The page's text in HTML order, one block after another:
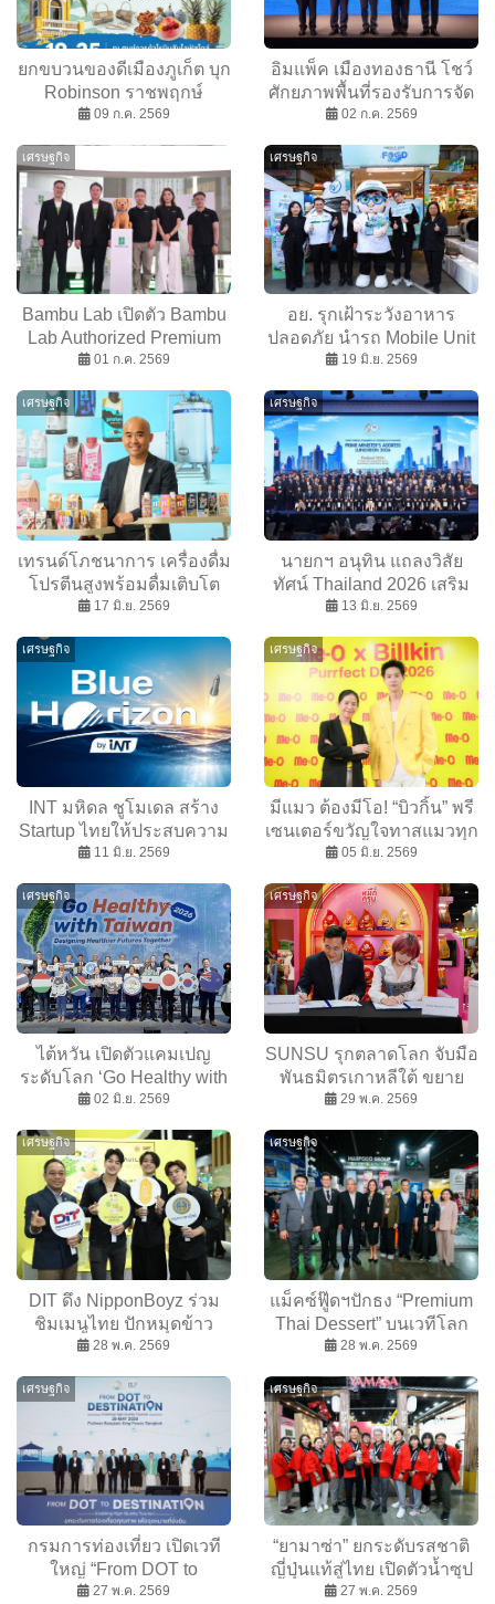
ยกขบวนของดีเมืองภูเก็ต บุก
Robinson ราชพฤกษ์
มหกรรมสินค้าอันดามัน
ใหญ่ตลอด 7 วัน
09 ก.ค. 2569
อิมแพ็ค เมืองทองธานี โชว์
ศักยภาพพื้นที่รองรับการจัด
งานระดับโลก Thailand-
2026
02 ก.ค. 2569
เศรษฐกิจ
Bambu Lab เปิดตัว Bambu
Lab Authorized Premium
Store แห่งแรกใน
กอน
01 ก.ค. 2569
เศรษฐกิจ
อย. รุกเฝ้าระวังอาหาร
ปลอดภัย นำรถ Mobile Unit
ลงตลาดสดธนบุรี สร้าง
19 มิ.ย. 2569
เศรษฐกิจ
เทรนด์โภชนาการ เครื่องดื่ม
โปรตีนสูงพร้อมดื่มเติบโต
แรง โอกาสตลาดใหม่ ตอบ
ปัจจุบัน
17 มิ.ย. 2569
เศรษฐกิจ
นายกฯ อนุทิน แถลงวิสัย
ทัศน์ Thailand 2026 เสริม
ขีดความสามารถการ
การลงทุน ณ งานหอการค้า
ร่วมต่างประเทศใน
ประเทศไทย
13 มิ.ย. 2569
เศรษฐกิจ
INT มหิดล ชูโมเดล สร้าง
Startup ไทยให้ประสบความ
สำเร็จ เผย “รากฐานและทีม”
11 มิ.ย. 2569
เศรษฐกิจ
มีแมว ต้องมีโอ! “บิวกิ้น” พรี
เซนเตอร์ขวัญใจทาสแมวทุก
วัย นำทีมแจกความน่ารัก
Purrfect Day 2026
05 มิ.ย. 2569
เศรษฐกิจ
ไต้หวัน เปิดตัวแคมเปญ
ระดับโลก ‘Go Healthy with
Taiwan’ ประจำปี 2026 ชวน
นวัตกรรมสุขภาพที่ดีและ
ยั่งยืน
02 มิ.ย. 2569
เศรษฐกิจ
SUNSU รุกตลาดโลก จับมือ
พันธมิตรเกาหลีใต้ ขยาย
ตลาด “ขนมบุกไทย” สู่เอเชีย
29 พ.ค. 2569
เศรษฐกิจ
DIT ดึง NipponBoyz ร่วม
ชิมเมนูไทย ปักหมุดข้าว
ประณีต-ผลไม้ไทย ใน
มูลค่า 300 ล้านบาท
28 พ.ค. 2569
เศรษฐกิจ
แม็คซ์ฟู๊ดฯปักธง “Premium
Thai Dessert” บนเวทีโลก
โชว์นวัตกรรมไอศกรีมผลไม้
2026
28 พ.ค. 2569
เศรษฐกิจ
กรมการท่องเที่ยว เปิดเวที
ใหญ่ “From DOT to
Destination” ปลุกผู้ประกอบ
27 พ.ค. 2569
เศรษฐกิจ
“ยามาซ่า” ยกระดับรสชาติ
ญี่ปุ่นแท้สู่ไทย เปิดตัวน้ำซุป
ราเมนสูตรใหม่ครั้งแรกใน
27 พ.ค. 2569